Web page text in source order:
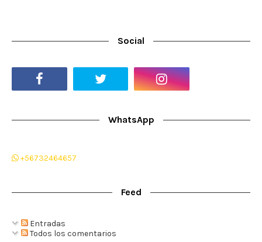
Social
WhatsApp
+56732464657
Feed
Entradas
Todos los comentarios